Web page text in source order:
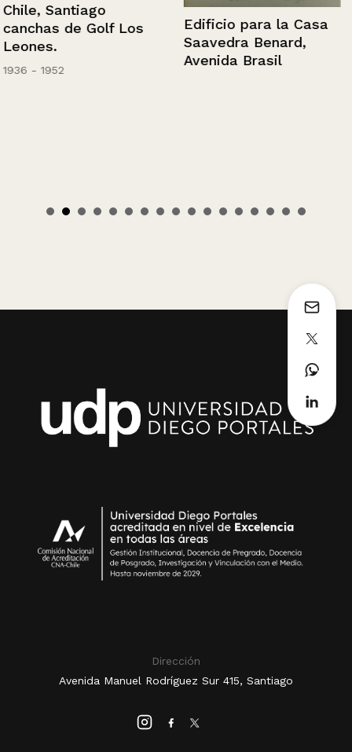
Chile, Santiago
canchas de Golf Los
Leones.
1936 - 1952
Edificio para la Casa
Saavedra Benard,
Avenida Brasil
Dirección
Avenida Manuel Rodríguez Sur 415, Santiago